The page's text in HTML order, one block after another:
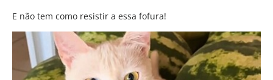
E não tem como resistir a essa fofura!